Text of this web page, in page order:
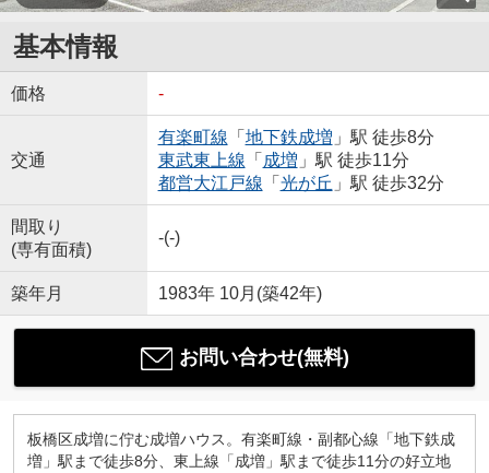
基本情報
価格 -
交通
有楽町線 「 地下鉄成増 」駅 徒歩8分
東武東上線 「 成増 」駅 徒歩11分
都営大江戸線 「 光が丘 」駅 徒歩32分
間取り
(専有面積)
-(-)
築年月 1983年 10月(築42年)
お問い合わせ(無料)
板橋区成増に佇む成増ハウス。有楽町線・副都心線「地下鉄成
増」駅まで徒歩8分、東上線「成増」駅まで徒歩11分の好立地